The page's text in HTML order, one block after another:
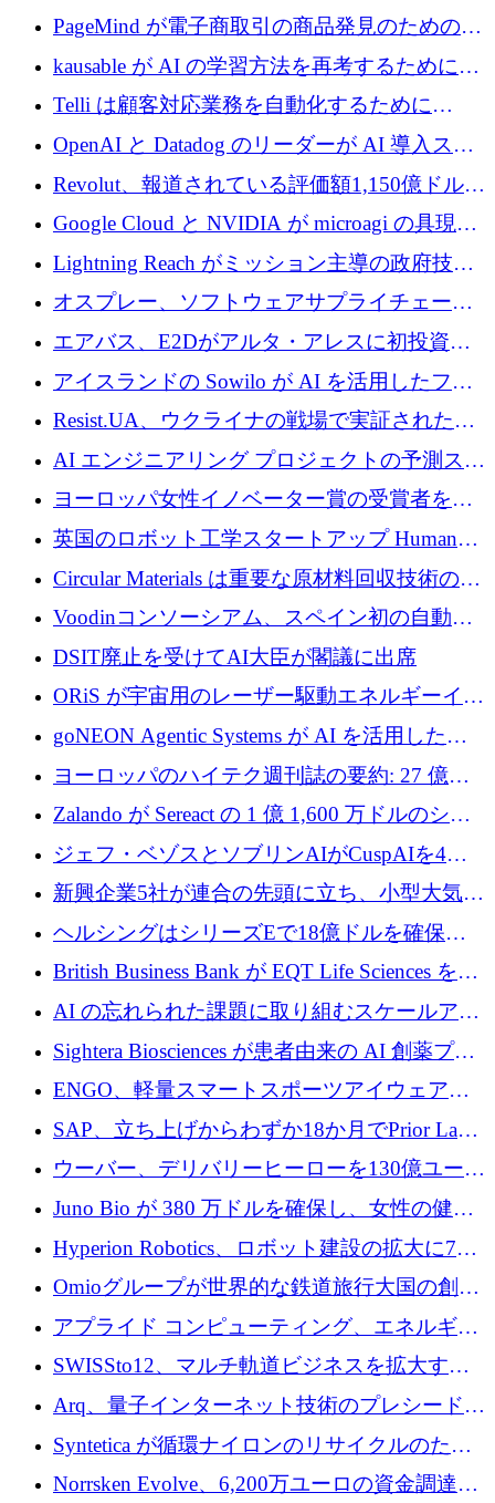
メールを再考するために 320 万ドルを調達し
てステルスから浮上
PageMind が電子商取引の商品発見のための
AI を拡張するために 120 万ユーロを調達
kausable が AI の学習方法を再考するために
1,200 万ユーロを調達
Telli は顧客対応業務を自動化するために
1,500 万ドルのシードを確保
OpenAI と Datadog のリーダーが AI 導入スタ
ートアップ Arrakis を支援
Revolut、報道されている評価額1,150億ドルで
の新たな二次株式売却を確認
Google Cloud と NVIDIA が microagi の具現化
された AI の野望を推進
Lightning Reach がミッション主導の政府技術
グループとしてポートフォリオを拡大し ETG
に買収
オスプレー、ソフトウェアサプライチェーン
攻撃を阻止するために265万ドルを確保
エアバス、E2Dがアルタ・アレスに初投資、
欧州防衛技術ファンドに5億ユーロを拠出
アイスランドの Sowilo が AI を活用したファ
ッション製品インテリジェンス プラットフォ
ームを拡大するためにプレシードを調達
Resist.UA、ウクライナの戦場で実証された防
衛技術を拡大するために5,000万ユーロの欧州
基金を立ち上げる
AI エンジニアリング プロジェクトの予測スタ
ートアップ Cascade が a16z アクセラレータか
らの支援を獲得
ヨーロッパ女性イノベーター賞の受賞者を紹
介します
英国のロボット工学スタートアップ Humanoid
がシリーズ A 1 億 5,200 万ドルで評価額 13 億
5,000 万ドルに到達
Circular Materials は重要な原材料回収技術の拡
張に 1,180 万ユーロを確保
Voodinコンソーシアム、スペイン初の自動木
製ブレード工場の建設にEU補助金4,800万ユ
ーロを確保
DSIT廃止を受けてAI大臣が閣議に出席
ORiS が宇宙用のレーザー駆動エネルギーイン
フラの構築に 500 万ユーロを調達
goNEON Agentic Systems が AI を活用したイ
ンフラ計画を加速するために 16 万ユーロを確
ヨーロッパのハイテク週刊誌の要約: 27 億ユ
ーロを超える 60 以上のハイテク資金調達取引
Zalando が Sereact の 1 億 1,600 万ドルのシリ
ーズ B に参加し、AI を活用した倉庫自動化を
ジェフ・ベゾスとソブリンAIがCuspAIを4億
5,000万ドルの資金調達で支援
新興企業5社が連合の先頭に立ち、小型大気質
センサーをEUのクリーンエア政策の中心に据
ヘルシングはシリーズEで18億ドルを確保、
ウーバーはデリバリー・ヒーローを130億ユー
銀行を立ち上げる
British Business Bank が EQT Life Sciences を
2,500 万ユーロのコミットメントで支援
AI の忘れられた課題に取り組むスケールアッ
プを実現: カメラロール
Sightera Biosciences が患者由来の AI 創薬プラ
ットフォームを拡大するために 300 万ユーロ
のプレシードをクローズ
ENGO、軽量スマートスポーツアイウェアの
進歩のために510万ユーロを調達
SAP、立ち上げからわずか18か月でPrior Labs
を10億ユーロ以上の契約で買収
ウーバー、デリバリーヒーローを130億ユーロ
の契約で買収、99か国にまたがるプラットフ
ォームを構築
Juno Bio が 380 万ドルを確保し、女性の健康
専用の初のシーケンスラボを開設
Hyperion Robotics、ロボット建設の拡大に740
万ドルを確保
Omioグループが世界的な鉄道旅行大国の創設
を目指してRail Europeを買収
アプライド コンピューティング、エネルギー
向け基盤 AI の拡張に 2,000 万ドルを調達
SWISSto12、マルチ軌道ビジネスを拡大する
ためにシリーズCで7,000万ドルを調達
Arq、量子インターネット技術のプレシードと
して140万ドルを確保
Syntetica が循環ナイロンのリサイクルのため
にシリーズ A で 3,000 万ドルを調達
Norrsken Evolve、6,200万ユーロの資金調達